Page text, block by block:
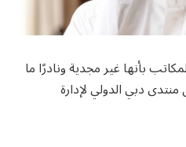
بأنها غير مجدية ونادرًا ما
دبي الدولي لإدارة